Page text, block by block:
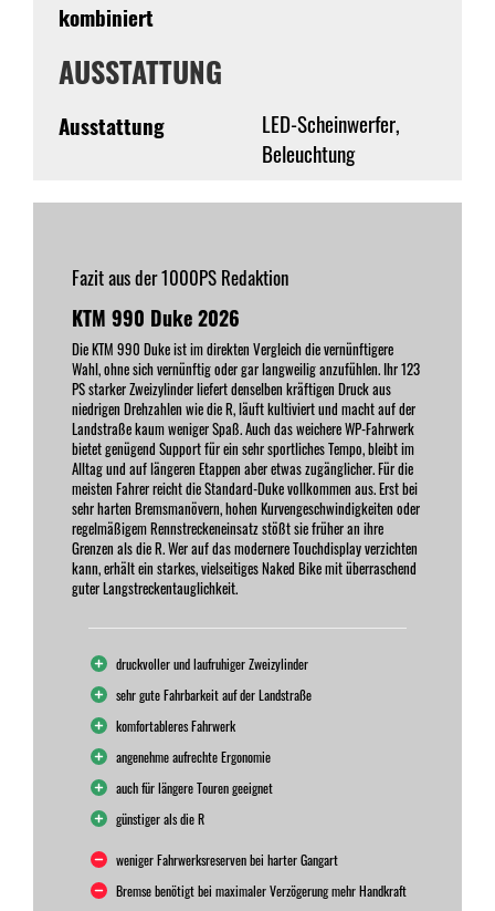
kombiniert
AUSSTATTUNG
Ausstattung
LED-Scheinwerfer,
Beleuchtung
Fazit aus der 1000PS Redaktion
KTM 990 Duke 2026
Die KTM 990 Duke ist im direkten Vergleich die vernünftigere
Wahl, ohne sich vernünftig oder gar langweilig anzufühlen. Ihr 123
PS starker Zweizylinder liefert denselben kräftigen Druck aus
niedrigen Drehzahlen wie die R, läuft kultiviert und macht auf der
Landstraße kaum weniger Spaß. Auch das weichere WP-Fahrwerk
bietet genügend Support für ein sehr sportliches Tempo, bleibt im
Alltag und auf längeren Etappen aber etwas zugänglicher. Für die
meisten Fahrer reicht die Standard-Duke vollkommen aus. Erst bei
sehr harten Bremsmanövern, hohen Kurvengeschwindigkeiten oder
regelmäßigem Rennstreckeneinsatz stößt sie früher an ihre
Grenzen als die R. Wer auf das modernere Touchdisplay verzichten
kann, erhält ein starkes, vielseitiges Naked Bike mit überraschend
guter Langstreckentauglichkeit.
druckvoller und laufruhiger Zweizylinder
sehr gute Fahrbarkeit auf der Landstraße
komfortableres Fahrwerk
angenehme aufrechte Ergonomie
auch für längere Touren geeignet
günstiger als die R
weniger Fahrwerksreserven bei harter Gangart
Bremse benötigt bei maximaler Verzögerung mehr Handkraft